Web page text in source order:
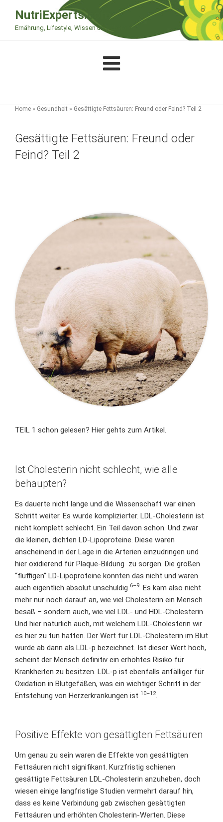
Inhalt
springen
NutriExperts.com
Ernährung, Lifestyle, Wissen und Therapie
Home » Gesundheit » Gesättigte Fettsäuren: Freund oder Feind? Teil 2
Gesättigte Fettsäuren: Freund oder
Feind? Teil 2
TEIL 1 schon gelesen? Hier gehts zum Artikel.
Ist Cholesterin nicht schlecht, wie alle
behaupten?
Es dauerte nicht lange und die Wissenschaft war einen
Schritt weiter. Es wurde komplizierter. LDL-Cholesterin ist
nicht komplett schlecht. Ein Teil davon schon. Und zwar
die kleinen, dichten LD-Lipoproteine. Diese waren
anscheinend in der Lage in die Arterien einzudringen und
hier oxidierend für Plaque-Bildung zu sorgen. Die großen
“fluffigen“ LD-Lipoproteine konnten das nicht und waren
auch eigentlich absolut unschuldig 6–9 . Es kam also nicht
mehr nur noch darauf an, wie viel Cholesterin ein Mensch
besaß – sondern auch, wie viel LDL- und HDL-Cholesterin.
Und hier natürlich auch, mit welchem LDL-Cholesterin wir
es hier zu tun hatten. Der Wert für LDL-Cholesterin im Blut
wurde ab dann als LDL-p bezeichnet. Ist dieser Wert hoch,
scheint der Mensch definitiv ein erhöhtes Risiko für
Krankheiten zu besitzen. LDL-p ist ebenfalls anfälliger für
Oxidation in Blutgefäßen, was ein wichtiger Schritt in der
Entstehung von Herzerkrankungen ist 10–12.
Positive Effekte von gesättigten Fettsäuren
Um genau zu sein waren die Effekte von gesättigten
Fettsäuren nicht signifikant. Kurzfristig schienen
gesättigte Fettsäuren LDL-Cholesterin anzuheben, doch
wiesen einige langfristige Studien vermehrt darauf hin,
dass es keine Verbindung gab zwischen gesättigten
Fettsäuren und erhöhten Cholesterin-Werten. Diese